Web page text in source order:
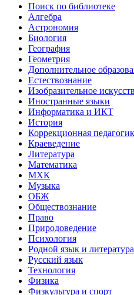
Поиск по библиотеке
Алгебра
Астрономия
Биология
География
Геометрия
Дополнительное
Естествознание
Изобразительное
Иностранные языки
Информатика и ИКТ
История
Коррекционная
Краеведение
Литература
Математика
МХК
Музыка
ОБЖ
Обществознание
Право
Природоведение
Психология
Родной язык и литература
Русский язык
Технология
Физика
Физкультура и спорт